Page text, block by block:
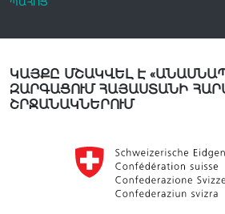
ԿԱՅՔԸ ՄՇԱԿՎԵԼ Է
ԶԱՐԳԱՑՈՒՄ ՀԱՅԱՍՏԱՆԻ
ՇՐՋԱՆԱԿՆԵՐՈՒՄ